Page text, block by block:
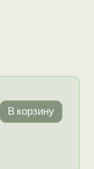
В корзину